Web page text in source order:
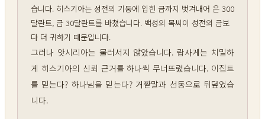
습니다. 히스기아는 성전의 기둥에 입힌 금까지 벗겨내어 은 300
달란트, 금 30달란트를 바쳤습니다. 백성의 목씨이 성전의 금보
다 더 귀하기 때문입니다.
그러나 앗시리아는 물러서지 않았습니다. 랍사게는 치밀하
게 히스기아의 신뢰 근거를 하나씩 무너뜨렸습니다. 이집트
를 믿는다? 하나님을 믿는다? 거짣말과 선동으로 뒤덮었습
니다.